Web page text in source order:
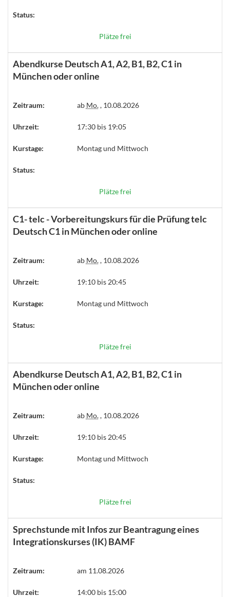
Status:
Plätze frei
Abendkurse Deutsch A1, A2, B1, B2, C1 in
München oder online
Zeitraum: ab Mo., 10.08.2026
Uhrzeit: 17:30 bis 19:05
Kurstage: Montag und Mittwoch
Status:
Plätze frei
C1- telc - Vorbereitungskurs für die Prüfung telc
Deutsch C1 in München oder online
Zeitraum: ab Mo., 10.08.2026
Uhrzeit: 19:10 bis 20:45
Kurstage: Montag und Mittwoch
Status:
Plätze frei
Abendkurse Deutsch A1, A2, B1, B2, C1 in
München oder online
Zeitraum: ab Mo., 10.08.2026
Uhrzeit: 19:10 bis 20:45
Kurstage: Montag und Mittwoch
Status:
Plätze frei
Sprechstunde mit Infos zur Beantragung eines
Integrationskurses (IK) BAMF
Zeitraum: am 11.08.2026
Uhrzeit: 14:00 bis 15:00